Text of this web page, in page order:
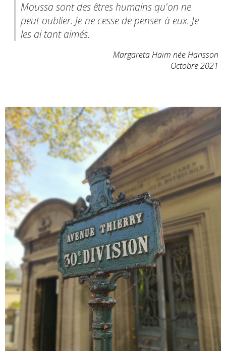
Moussa sont des êtres humains qu'on ne
peut oublier. Je ne cesse de penser à eux. Je
les ai tant aimés.
Margareta Haïm née Hansson
Octobre 2021